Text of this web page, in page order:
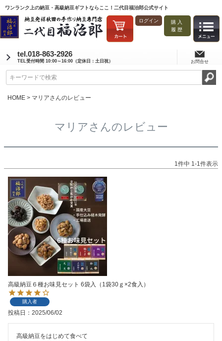
ワンランク上の納豆・高級納豆ギフトならここ！二代目福治郎公式サイト
ログイン
購入
履歴
tel.018-863-2926
TEL受付時間 10:00～16:00（定休日：土日祝） お問合せ
HOME マリアさんのレビュー
マリアさんのレビュー
1件中 1-1件表示
高級納豆６種お味見セット 6袋入（1袋30ｇ×2食入）
購入者
投稿日 2025/06/02
高級納豆をはじめて食べて